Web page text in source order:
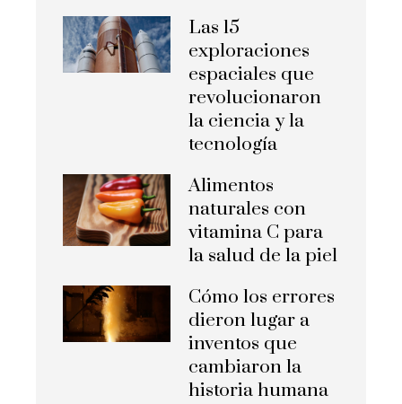
Las 15
exploraciones
espaciales que
revolucionaron
la ciencia y la
tecnología
Alimentos
naturales con
vitamina C para
la salud de la piel
Cómo los errores
dieron lugar a
inventos que
cambiaron la
historia humana